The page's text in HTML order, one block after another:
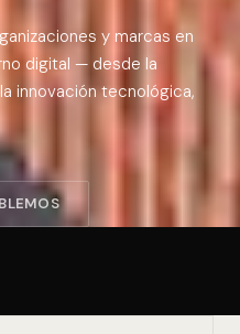
y marcas en
digital — desde la
innovación tecnológica,